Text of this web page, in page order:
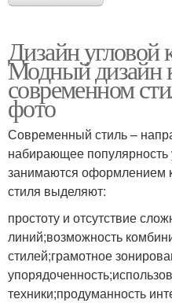
Дизайн угловой
Модный дизайн
современном
фото
Современный стиль –
набирающее популярность
занимаются оформлением
стиля выделяют:
простоту и отсутствие
линий;возможность
стилей;грамотное
техники;продуманность